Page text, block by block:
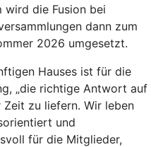
wird die Fusion bei
dann zum
2026 umgesetzt.
Hauses ist für die
„die richtige Antwort auf
zu liefern. Wir leben
und
für die Mitglieder,